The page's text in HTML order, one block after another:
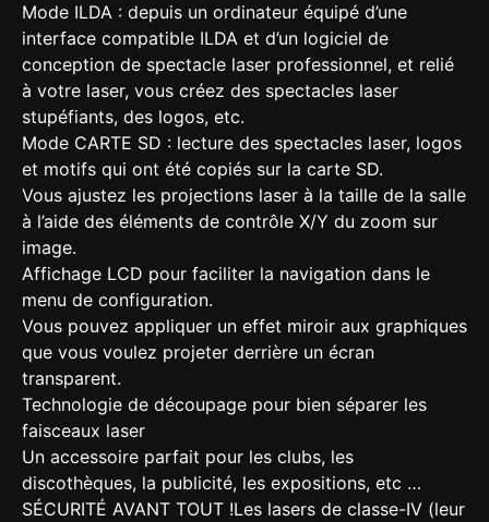
Mode ILDA : depuis un ordinateur équipé d’une
interface compatible ILDA et d’un logiciel de
conception de spectacle laser professionnel, et relié
à votre laser, vous créez des spectacles laser
stupéfiants, des logos, etc.
Mode CARTE SD : lecture des spectacles laser, logos
et motifs qui ont été copiés sur la carte SD.
Vous ajustez les projections laser à la taille de la salle
à l’aide des éléments de contrôle X/Y du zoom sur
image.
Affichage LCD pour faciliter la navigation dans le
menu de configuration.
Vous pouvez appliquer un effet miroir aux graphiques
que vous voulez projeter derrière un écran
transparent.
Technologie de découpage pour bien séparer les
faisceaux laser
Un accessoire parfait pour les clubs, les
discothèques, la publicité, les expositions, etc …
SÉCURITÉ AVANT TOUT !Les lasers de classe-IV (leur